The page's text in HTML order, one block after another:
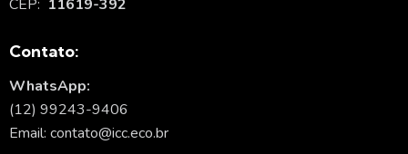
CEP: 11619-392
Contato:
WhatsApp:
(12) 99243-9406
Email: contato@icc.eco.br